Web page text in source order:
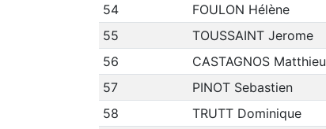
54
FOULON Hélène
55
TOUSSAINT Jerome
56
CASTAGNOS Matthieu
57
PINOT Sebastien
58
TRUTT Dominique